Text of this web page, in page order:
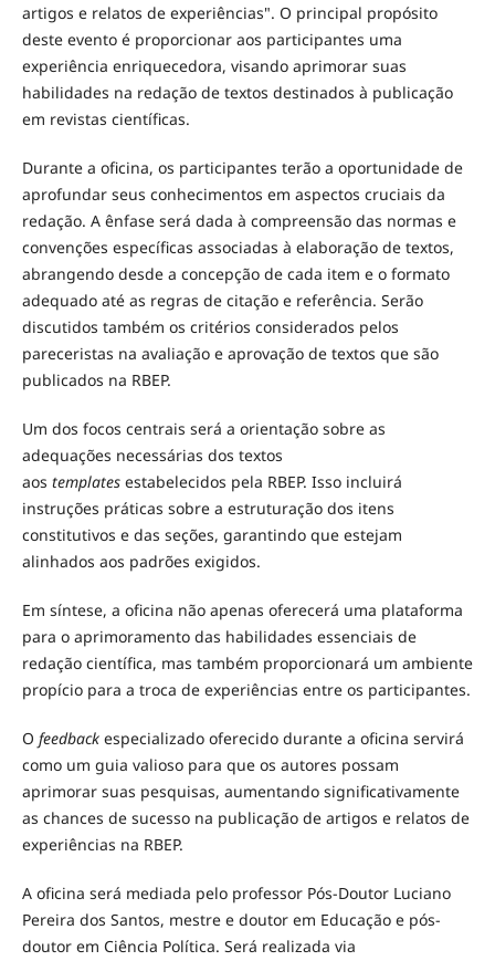
artigos e relatos de experiências". O principal propósito
deste evento é proporcionar aos participantes uma
experiência enriquecedora, visando aprimorar suas
habilidades na redação de textos destinados à publicação
em revistas científicas.
Durante a oficina, os participantes terão a oportunidade de
aprofundar seus conhecimentos em aspectos cruciais da
redação. A ênfase será dada à compreensão das normas e
convenções específicas associadas à elaboração de textos,
abrangendo desde a concepção de cada item e o formato
adequado até as regras de citação e referência. Serão
discutidos também os critérios considerados pelos
pareceristas na avaliação e aprovação de textos que são
publicados na RBEP.
Um dos focos centrais será a orientação sobre as
adequações necessárias dos textos
aos templatesestabelecidos pela RBEP. Isso incluirá
instruções práticas sobre a estruturação dos itens
constitutivos e das seções, garantindo que estejam
alinhados aos padrões exigidos.
Em síntese, a oficina não apenas oferecerá uma plataforma
para o aprimoramento das habilidades essenciais de
redação científica, mas também proporcionará um ambiente
propício para a troca de experiências entre os participantes.
O feedbackespecializado oferecido durante a oficina servirá
como um guia valioso para que os autores possam
aprimorar suas pesquisas, aumentando significativamente
as chances de sucesso na publicação de artigos e relatos de
experiências na RBEP.
A oficina será mediada pelo professor Pós-Doutor Luciano
Pereira dos Santos, mestre e doutor em Educação e pós-
doutor em Ciência Política. Será realizada via